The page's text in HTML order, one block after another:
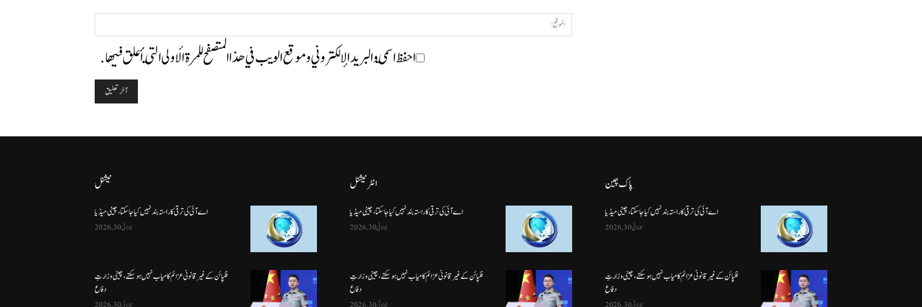
الموقع:
احفظ اسمي والبريد الإلكتروني وموقع الويب في هذا المتصفح للمرة الأولى التي أعلق فيها.
نیشنل
اے آئی کی ترقی کا راستہ بند نہیں کیا جا سکتا، چینی میڈیا
جولائی 30, 2026
فلپائن کے غیر قانونی عزائم کامیاب نہیں ہو سکتے ، چینی وزارتِ
دفاع
انٹرنیشنل
اے آئی کی ترقی کا راستہ بند نہیں کیا جا سکتا، چینی میڈیا
جولائی 30, 2026
فلپائن کے غیر قانونی عزائم کامیاب نہیں ہو سکتے ، چینی وزارتِ
دفاع
پاک چین
اے آئی کی ترقی کا راستہ بند نہیں کیا جا سکتا، چینی میڈیا
جولائی 30, 2026
فلپائن کے غیر قانونی عزائم کامیاب نہیں ہو سکتے ، چینی وزارتِ
دفاع